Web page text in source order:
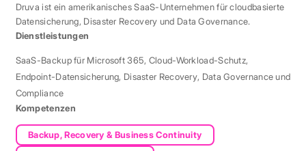
Druva ist ein amerikanisches SaaS-Unternehmen für cloudbasierte
Datensicherung, Disaster Recovery und Data Governance.
Dienstleistungen
SaaS-Backup für Microsoft 365, Cloud-Workload-Schutz,
Endpoint-Datensicherung, Disaster Recovery, Data Governance und
Compliance
Kompetenzen
Backup, Recovery & Business Continuity